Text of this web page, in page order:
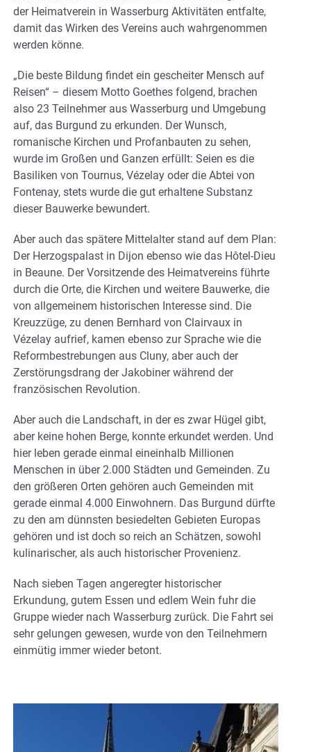
der Heimatverein in Wasserburg Aktivitäten entfalte,
damit das Wirken des Vereins auch wahrgenommen
werden könne.
„Die beste Bildung findet ein gescheiter Mensch auf
Reisen“ – diesem Motto Goethes folgend, brachen
also 23 Teilnehmer aus Wasserburg und Umgebung
auf, das Burgund zu erkunden. Der Wunsch,
romanische Kirchen und Profanbauten zu sehen,
wurde im Großen und Ganzen erfüllt: Seien es die
Basiliken von Tournus, Vézelay oder die Abtei von
Fontenay, stets wurde die gut erhaltene Substanz
dieser Bauwerke bewundert.
Aber auch das spätere Mittelalter stand auf dem Plan:
Der Herzogspalast in Dijon ebenso wie das Hôtel-Dieu
in Beaune. Der Vorsitzende des Heimatvereins führte
durch die Orte, die Kirchen und weitere Bauwerke, die
von allgemeinem historischen Interesse sind. Die
Kreuzzüge, zu denen Bernhard von Clairvaux in
Vézelay aufrief, kamen ebenso zur Sprache wie die
Reformbestrebungen aus Cluny, aber auch der
Zerstörungsdrang der Jakobiner während der
französischen Revolution.
Aber auch die Landschaft, in der es zwar Hügel gibt,
aber keine hohen Berge, konnte erkundet werden. Und
hier leben gerade einmal eineinhalb Millionen
Menschen in über 2.000 Städten und Gemeinden. Zu
den größeren Orten gehören auch Gemeinden mit
gerade einmal 4.000 Einwohnern. Das Burgund dürfte
zu den am dünnsten besiedelten Gebieten Europas
gehören und ist doch so reich an Schätzen, sowohl
kulinarischer, als auch historischer Provenienz.
Nach sieben Tagen angeregter historischer
Erkundung, gutem Essen und edlem Wein fuhr die
Gruppe wieder nach Wasserburg zurück. Die Fahrt sei
sehr gelungen gewesen, wurde von den Teilnehmern
einmütig immer wieder betont.